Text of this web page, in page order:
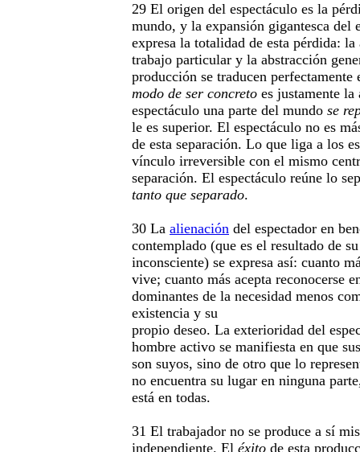
29 El origen del espectáculo es la
mundo, y la expansión gigantesca del
expresa la totalidad de esta pérdida:
trabajo particular y la abstracción
producción se traducen perfectamente
modo de ser concreto es justamente
espectáculo una parte del mundo se
le es superior. El espectáculo no es
de esta separación. Lo que liga a los
vínculo irreversible con el mismo
separación. El espectáculo reúne lo
tanto que separado.
30 La alienación del espectador en
contemplado (que es el resultado de
inconsciente) se expresa así: cuanto
vive; cuanto más acepta reconocerse
dominantes de la necesidad menos
existencia y su
propio deseo. La exterioridad del
hombre activo se manifiesta en que
son suyos, sino de otro que lo
no encuentra su lugar en ninguna
está en todas.
31 El trabajador no se produce a sí
independiente. El éxito de esta